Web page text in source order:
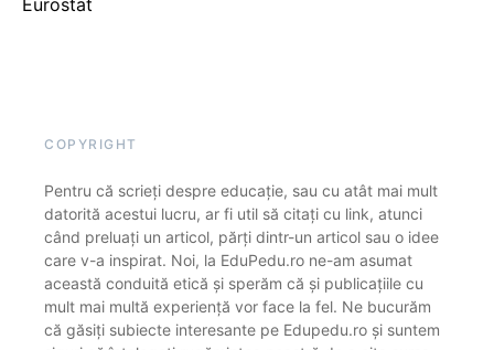
Eurostat
COPYRIGHT
Pentru că scrieți despre educație, sau cu atât mai mult
datorită acestui lucru, ar fi util să citați cu link, atunci
când preluați un articol, părți dintr-un articol sau o idee
care v-a inspirat. Noi, la EduPedu.ro ne-am asumat
această conduită etică și sperăm că și publicațiile cu
mult mai multă experiență vor face la fel. Ne bucurăm
că găsiți subiecte interesante pe Edupedu.ro și suntem